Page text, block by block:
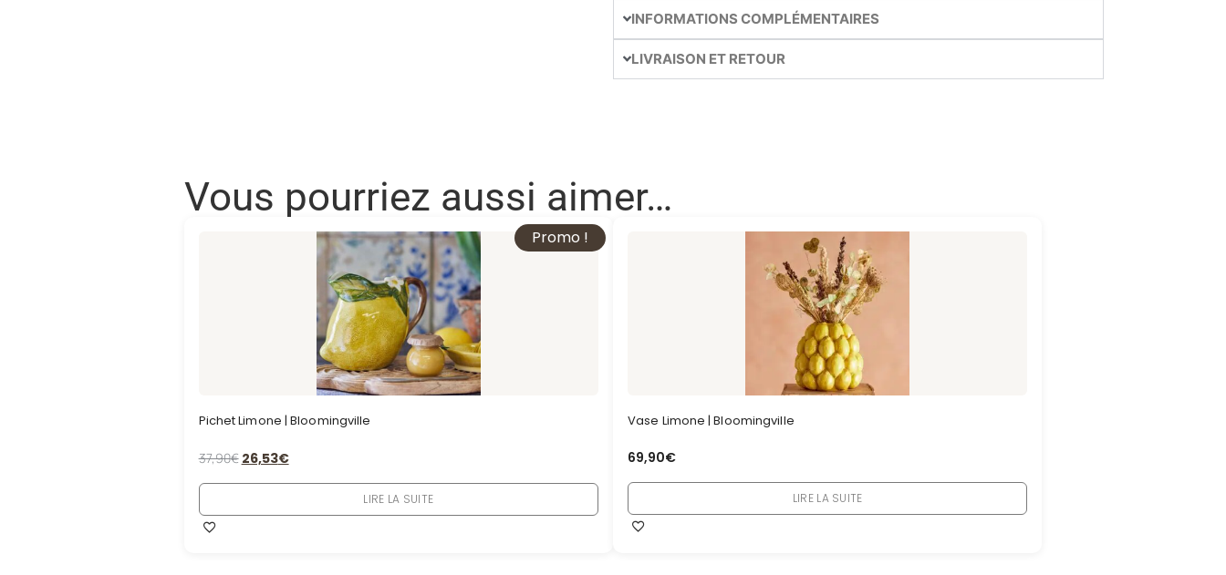
INFORMATIONS COMPLÉMENTAIRES
LIVRAISON ET RETOUR
Vous pourriez aussi aimer…
Promo !
Pichet Limone | Bloomingville
37,90€ 26,53€
LIRE LA SUITE
Vase Limone | Bloomingville
69,90€
LIRE LA SUITE